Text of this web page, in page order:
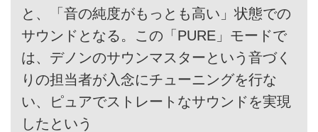
と、「音の純度がもっとも高い」状態での
サウンドとなる。この「PURE」モードで
は、デノンのサウンマスターという音づく
りの担当者が入念にチューニングを行な
い、ピュアでストレートなサウンドを実現
したという